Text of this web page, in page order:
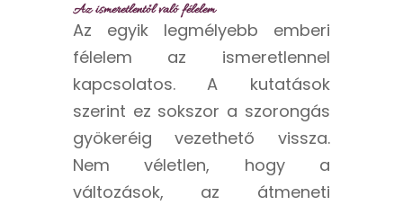
Az ismeretlentől való félelem
Az egyik legmélyebb emberi
félelem az ismeretlennel
kapcsolatos. A kutatások
szerint ez sokszor a szorongás
gyökeréig vezethető vissza.
Nem véletlen, hogy a
változások, az átmeneti